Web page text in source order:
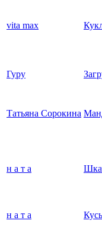
vita max
Гуру
Татьяна Сорокина
н а т а
н а т а